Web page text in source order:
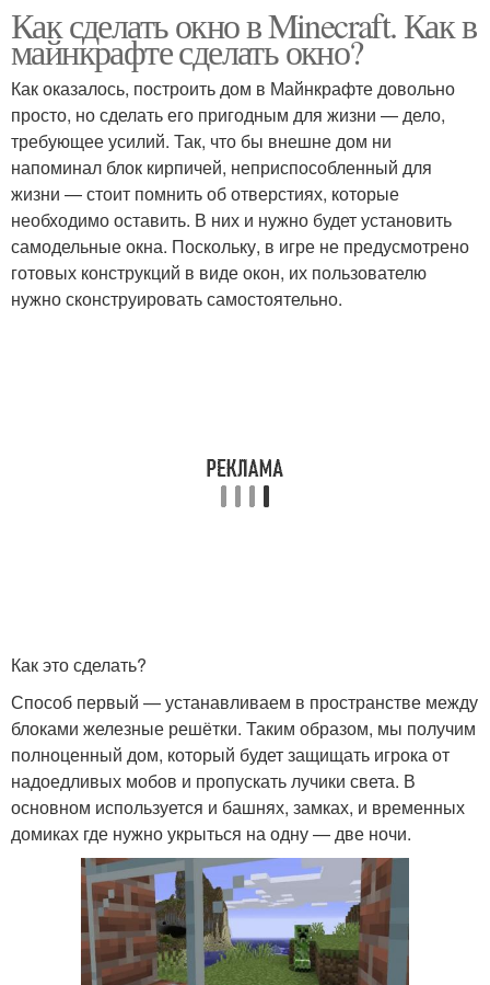
Как сделать окно в Minecraft. Как в
майнкрафте сделать окно?
Как оказалось, построить дом в Майнкрафте довольно
просто, но сделать его пригодным для жизни — дело,
требующее усилий. Так, что бы внешне дом ни
напоминал блок кирпичей, неприспособленный для
жизни — стоит помнить об отверстиях, которые
необходимо оставить. В них и нужно будет установить
самодельные окна. Поскольку, в игре не предусмотрено
готовых конструкций в виде окон, их пользователю
нужно сконструировать самостоятельно.
Как это сделать?
Способ первый — устанавливаем в пространстве между
блоками железные решётки. Таким образом, мы получим
полноценный дом, который будет защищать игрока от
надоедливых мобов и пропускать лучики света. В
основном используется и башнях, замках, и временных
домиках где нужно укрыться на одну — две ночи.